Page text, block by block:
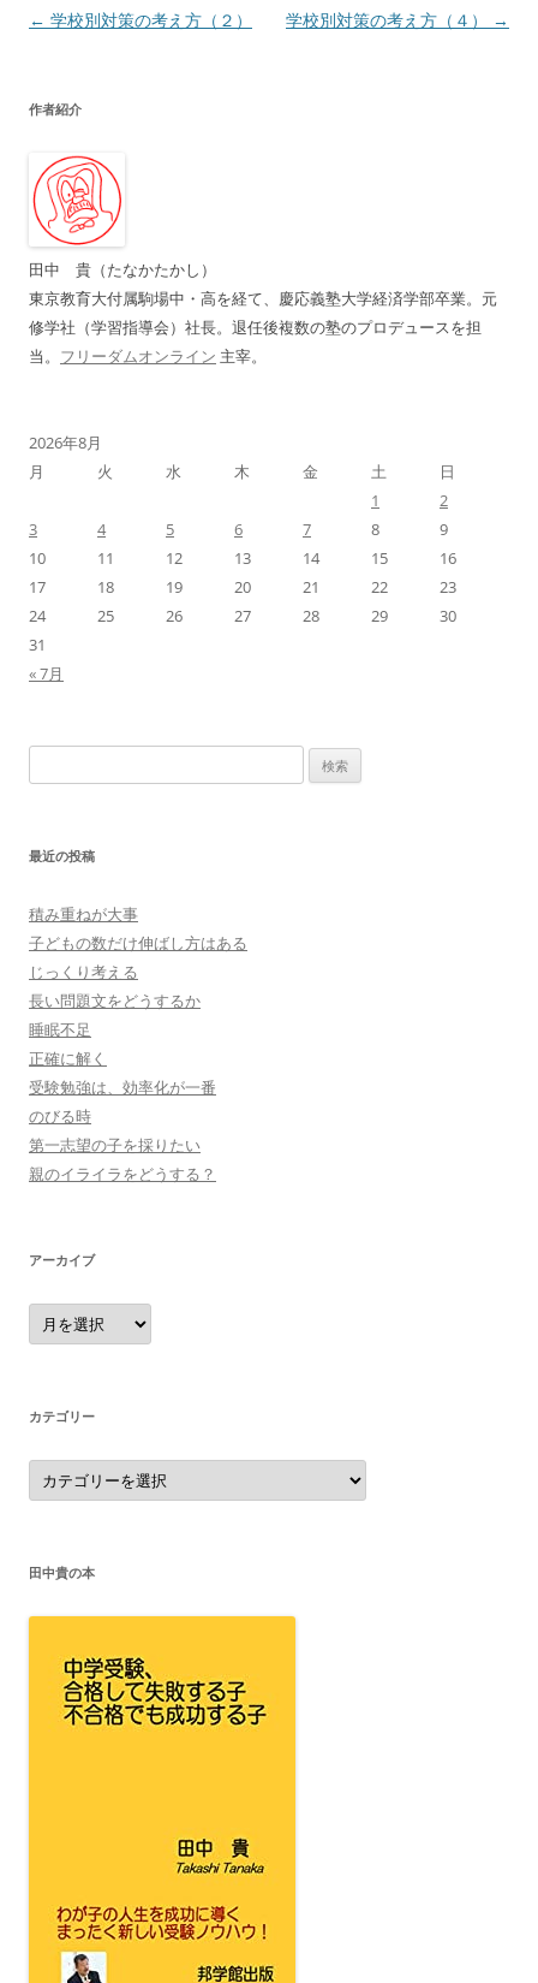
投
ビ
ー
シ
ン
← 学校別対策の考え方（２） 学校別対策の考え方（４） →
作者紹介
田中 貴（たなかたかし）
東京教育大付属駒場中・高を経て、慶応義塾大学経済学部卒業。元
修学社（学習指導会）社長。退任後複数の塾のプロデュースを担
当。 フリーダムオンライン 主宰。
2026年8月
月
火 水 木 金 土
日
1
2
3
4 5 6 7 8
9
10
11 12 13 14 15
16
17
18 19 20 21 22
23
24
25 26 27 28 29
30
31
« 7月
索:
最近の投稿
積み重ねが大事
子どもの数だけ伸ばし方はある
じっくり考える
長い問題文をどうするか
睡眠不足
正確に解く
受験勉強は、効率化が一番
のびる時
第一志望の子を採りたい
親のイライラをどうする？
アーカイブ
ア
ー
カ
カテゴリー
カ
テ
ゴ
田中貴の本